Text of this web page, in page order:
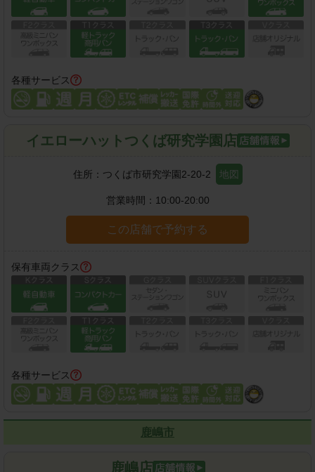
各種サービス
イエローハットつくば研究学園店
住所： つくば市研究学園2-20-2 地図
営業時間： 10:00-20:00
この店舗で予約する
保有車両クラス
各種サービス
鹿嶋市
鹿嶋店